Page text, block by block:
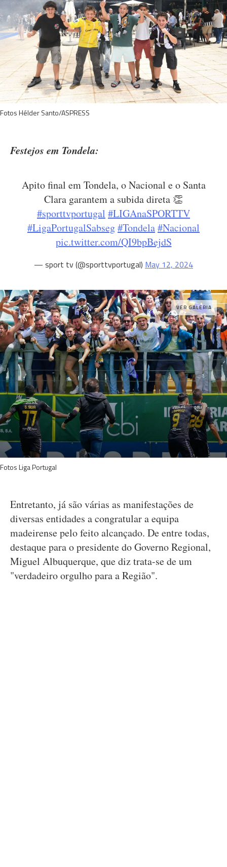
Fotos Hélder Santo/ASPRESS
Festejos em Tondela:
Apito final em Tondela, o Nacional e o Santa
Clara garantem a subida direta 👏
#sporttvportugal #LIGAnaSPORTTV
#LigaPortugalSabseg#Tondela#Nacional
pic.twitter.com/QI9bpBejdS
— sport tv (@sporttvportugal) May 12, 2024
VER GALERIA
Fotos Liga Portugal
Entretanto, já são várias as manifestações de
diversas entidades a congratular a equipa
madeirense pelo feito alcançado. De entre todas,
destaque para o presidente do Governo Regional,
Miguel Albuquerque, que diz trata-se de um
"verdadeiro orgulho para a Região".